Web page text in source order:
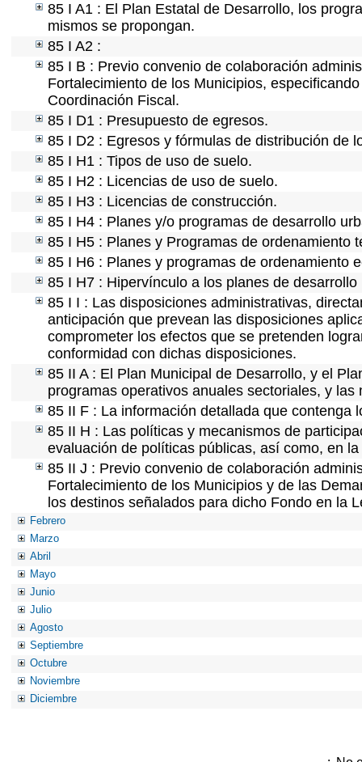
85 I A1 : El Plan Estatal de Desarrollo, los
mismos se propongan.
85 I A2 :
85 I B : Previo convenio de colaboración
Fortalecimiento de los Municipios,
Coordinación Fiscal.
85 I D1 : Presupuesto de egresos.
85 I D2 : Egresos y fórmulas de distribución de
85 I H1 : Tipos de uso de suelo.
85 I H2 : Licencias de uso de suelo.
85 I H3 : Licencias de construcción.
85 I H4 : Planes y/o programas de desarrollo
85 I H5 : Planes y Programas de ordenamiento
85 I H6 : Planes y programas de ordenamiento
85 I H7 : Hipervínculo a los planes de desarrollo
85 I I : Las disposiciones administrativas,
anticipación que prevean las disposiciones
comprometer los efectos que se pretenden
conformidad con dichas disposiciones.
85 II A : El Plan Municipal de Desarrollo, y el
programas operativos anuales sectoriales, y
85 II F : La información detallada que contenga
85 II H : Las políticas y mecanismos de
evaluación de políticas públicas, así como, en
85 II J : Previo convenio de colaboración
Fortalecimiento de los Municipios y de las
los destinos señalados para dicho Fondo en la
Febrero
Marzo
Abril
Mayo
Junio
Julio
Agosto
Septiembre
Octubre
Noviembre
Diciembre